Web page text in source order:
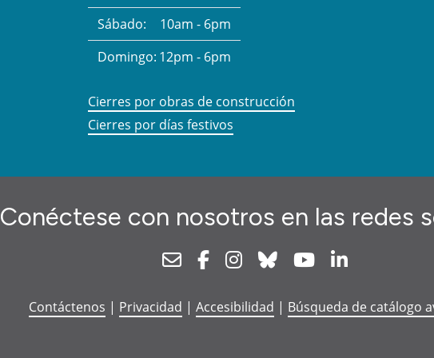
Sábado:
10am - 6pm
Domingo: 12pm - 6pm
Cierres por obras de construcción
Cierres por días festivos
Conéctese con nosotros en las redes
NewsletterFacebookInstagram
Bluesky Youtube
Contáctenos | Privacidad | Accesibilidad | Búsqueda de catálogo